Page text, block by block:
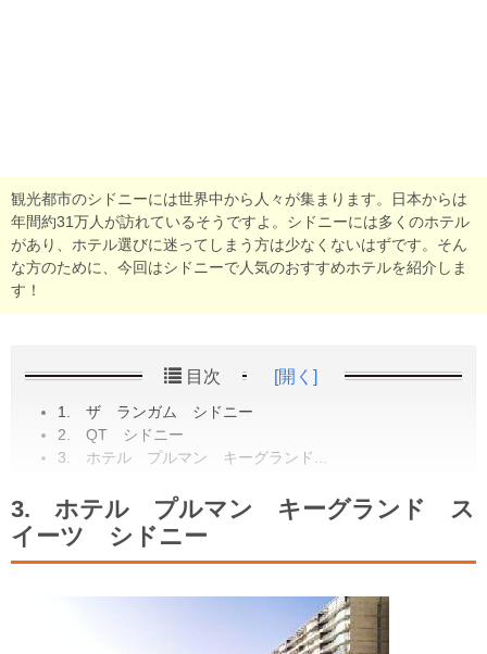
観光都市のシドニーには世界中から人々が集まります。日本からは
年間約31万人が訪れているそうですよ。シドニーには多くのホテル
があり、ホテル選びに迷ってしまう方は少なくないはずです。そん
な方のために、今回はシドニーで人気のおすすめホテルを紹介しま
す！
目次 [開く]
1. ザ ランガム シドニー
2. QT シドニー
3. ホテル プルマン キーグランド...
3. ホテル プルマン キーグランド ス
イーツ シドニー